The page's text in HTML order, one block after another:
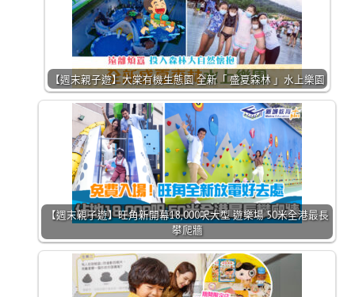
【週末親子遊】大棠有機生態園 全新「 盛夏森林 」水上樂園
【週末親子遊】旺角新開幕18,000呎大型 遊樂場 50米全港最長
攀爬牆